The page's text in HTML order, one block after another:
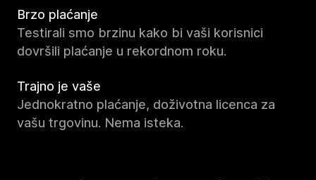
Brzo plaćanje
Testirali smo brzinu kako bi vaši korisnici
dovršili plaćanje u rekordnom roku.
Trajno je vaše
Jednokratno plaćanje, doživotna licenca za
vašu trgovinu. Nema isteka.